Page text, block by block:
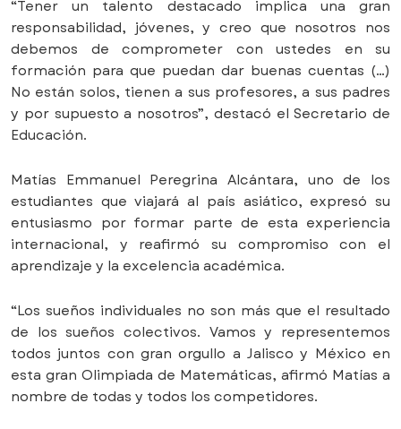
“Tener un talento destacado implica una gran
responsabilidad, jóvenes, y creo que nosotros nos
debemos de comprometer con ustedes en su
formación para que puedan dar buenas cuentas (…)
No están solos, tienen a sus profesores, a sus padres
y por supuesto a nosotros”, destacó el Secretario de
Educación.
Matías Emmanuel Peregrina Alcántara, uno de los
estudiantes que viajará al país asiático, expresó su
entusiasmo por formar parte de esta experiencia
internacional, y reafirmó su compromiso con el
aprendizaje y la excelencia académica.
“Los sueños individuales no son más que el resultado
de los sueños colectivos. Vamos y representemos
todos juntos con gran orgullo a Jalisco y México en
esta gran Olimpiada de Matemáticas, afirmó Matías a
nombre de todas y todos los competidores.